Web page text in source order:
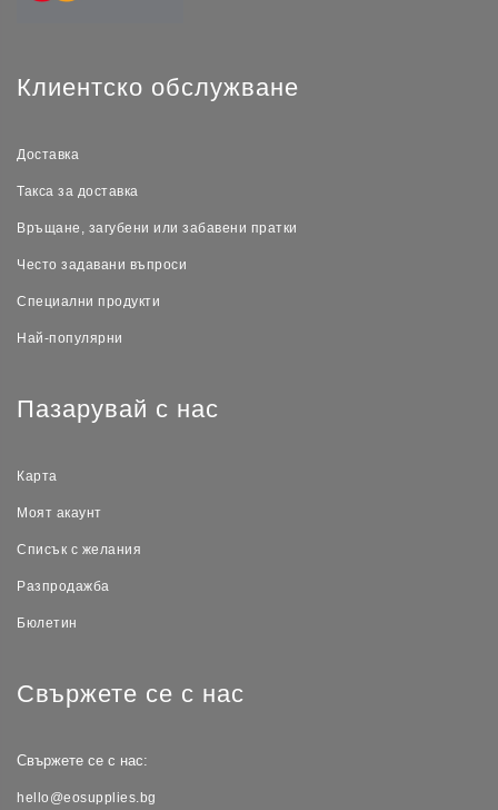
Клиентско обслужване
Доставка
Такса за доставка
Връщане, загубени или забавени пратки
Често задавани въпроси
Специални продукти
Най-популярни
Пазарувай с нас
Карта
Моят акаунт
Списък с желания
Разпродажба
Бюлетин
Свържете се с нас
Свържете се с нас:
hello@eosupplies.bg